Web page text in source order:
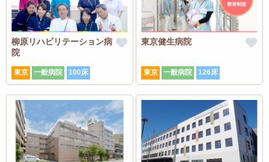
柳原リハビリテーション病
院
東京 一般病院 100床
東京健生病院
東京 一般病院 126床